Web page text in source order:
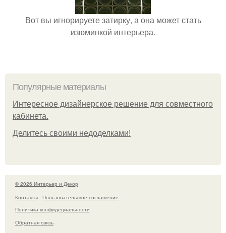
Вот вы игнорируете затирку, а она может стать
изюминкой интерьера.
Популярные материалы
Интересное дизайнерское решение для совместного
кабинета.
Делитесь своими недоделками!
© 2026 Интерьер и Декор
Контакты
Пользовательское соглашение
Политика конфидециальности
Обратная связь